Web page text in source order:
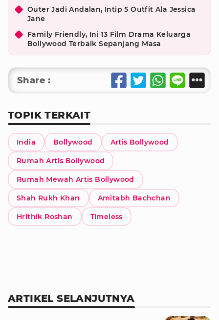
Outer Jadi Andalan, Intip 5 Outfit Ala Jessica
Jane
Family Friendly, Ini 13 Film Drama Keluarga
Bollywood Terbaik Sepanjang Masa
Share :
TOPIK TERKAIT
India Bollywood Artis Bollywood
Rumah Artis Bollywood
Rumah Mewah Artis Bollywood
Shah Rukh Khan Amitabh Bachchan
Hrithik Roshan Timeless
ARTIKEL SELANJUTNYA